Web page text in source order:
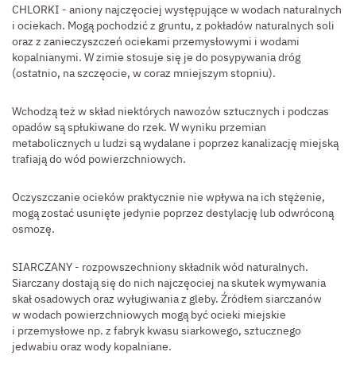
CHLORKI - aniony najczęociej występujące w wodach naturalnych
i ociekach. Mogą pochodzić z gruntu, z pokładów naturalnych soli
oraz z zanieczyszczeń ociekami przemysłowymi i wodami
kopalnianymi. W zimie stosuje się je do posypywania dróg
(ostatnio, na szczęocie, w coraz mniejszym stopniu).
Wchodzą też w skład niektórych nawozów sztucznych i podczas
opadów są spłukiwane do rzek. W wyniku przemian
metabolicznych u ludzi są wydalane i poprzez kanalizację miejską
trafiają do wód powierzchniowych.
Oczyszczanie ocieków praktycznie nie wpływa na ich stężenie,
mogą zostać usunięte jedynie poprzez destylację lub odwróconą
osmozę.
SIARCZANY - rozpowszechniony składnik wód naturalnych.
Siarczany dostają się do nich najczęociej na skutek wymywania
skał osadowych oraz wyługiwania z gleby. Źródłem siarczanów
w wodach powierzchniowych mogą być ocieki miejskie
i przemysłowe np. z fabryk kwasu siarkowego, sztucznego
jedwabiu oraz wody kopalniane.